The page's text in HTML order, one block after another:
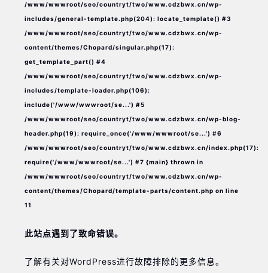
徐州市鼓楼区淮海东路29号苏宁广场IFC国际金融中心写字楼35层3508室（需提前预约）
金华市金东区东市南街777号金华万达广场写字楼4号楼22层2209室（需提前预约）
/www/wwwroot/seo/countryt/two/www.cdzbwx.cn/wp-
includes/general-template.php(204): locate_template() #3
/www/wwwroot/seo/countryt/two/www.cdzbwx.cn/wp-
content/themes/Chopard/singular.php(17):
get_template_part() #4
/www/wwwroot/seo/countryt/two/www.cdzbwx.cn/wp-
includes/template-loader.php(106):
include('/www/wwwroot/se...') #5
/www/wwwroot/seo/countryt/two/www.cdzbwx.cn/wp-blog-
header.php(19): require_once('/www/wwwroot/se...') #6
/www/wwwroot/seo/countryt/two/www.cdzbwx.cn/index.php(17):
require('/www/wwwroot/se...') #7 {main} thrown in
/www/wwwroot/seo/countryt/two/www.cdzbwx.cn/wp-
content/themes/Chopard/template-parts/content.php on line
11
此站点遇到了致命错误。
了解有关对WordPress进行故障排除的更多信息。